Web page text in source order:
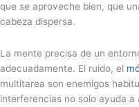
que se aproveche bien, que
cabeza dispersa.
La mente precisa de un
adecuadamente. El ruido, el
multitarea son enemigos
interferencias no solo ayuda